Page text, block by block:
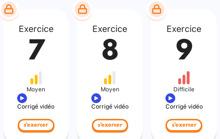
Exercice
7
Moyen
Corrigé vidéo
s'exercer
Exercice
8
Moyen
Corrigé vidéo
s'exercer
Exercice
9
Difficile
Corrigé vidéo
s'exercer